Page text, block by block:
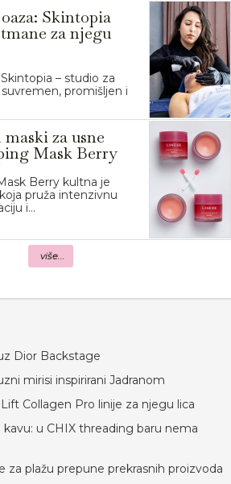
Skintopia
za njegu
– studio za
promišljen i
za usne
Mask Berry
Berry kultna je
pruža intenzivnu
i...
više...
Dior Backstage
mirisi inspirirani Jadranom
Collagen Pro linije za njegu lica
u CHIX threading baru nema
za plažu prepune prekrasnih proizvoda